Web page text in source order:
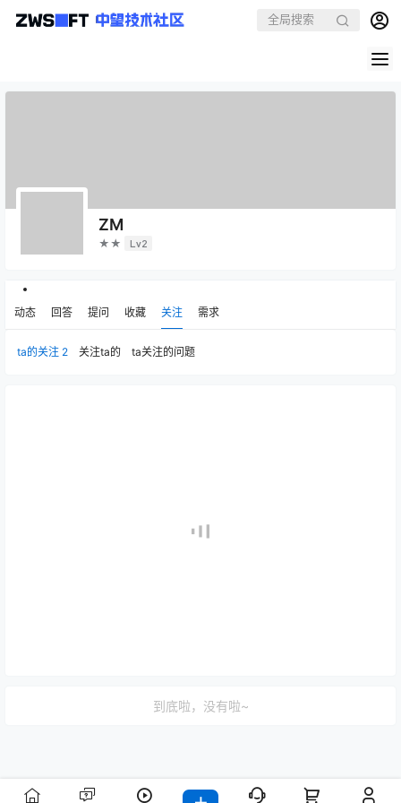
ZM
★★ Lv2
动态 回答 提问 收藏 关注 需求
ta的关注 2 关注ta的 ta关注的问题
到底啦，没有啦~